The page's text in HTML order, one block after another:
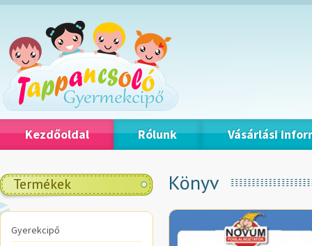
Kezdőoldal Rólunk Vásárlási
Termékek
Gyerekcipő
Könyv